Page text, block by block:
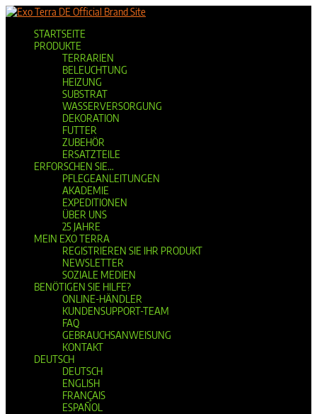
Official Brand Site
STARTSEITE
PRODUKTE
TERRARIEN
BELEUCHTUNG
HEIZUNG
SUBSTRAT
WASSERVERSORGUNG
DEKORATION
FUTTER
ZUBEHÖR
ERSATZTEILE
ERFORSCHEN SIE…
PFLEGEANLEITUNGEN
AKADEMIE
EXPEDITIONEN
ÜBER UNS
25 JAHRE
MEIN EXO TERRA
REGISTRIEREN SIE IHR PRODUKT
NEWSLETTER
SOZIALE MEDIEN
BENÖTIGEN SIE HILFE?
ONLINE-HÄNDLER
KUNDENSUPPORT-TEAM
FAQ
GEBRAUCHSANWEISUNG
KONTAKT
DEUTSCH
DEUTSCH
ENGLISH
FRANÇAIS
ESPAÑOL